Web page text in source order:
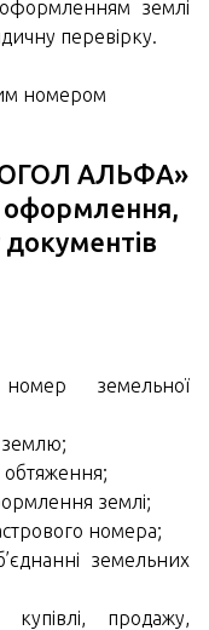
землі
перевірку.
номером
АЛЬФА»
оформлення,
земельної
землю;
обтяження;
землі;
номера;
земельних
продажу,